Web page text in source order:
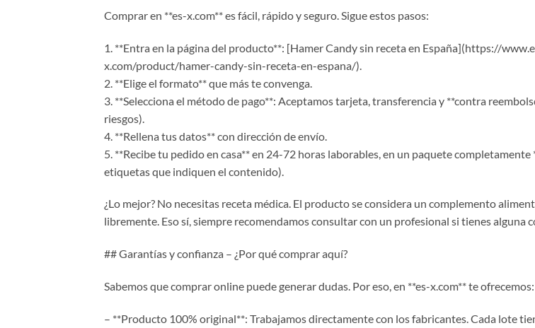
Comprar en **es-x.com** es fácil, rápido y seguro. Sigue estos pasos:
1. **Entra en la página del producto**: [Hamer Candy sin receta en España](https://
x.com/product/hamer-candy-sin-receta-en-espana/).
2. **Elige el formato** que más te convenga.
3. **Selecciona el método de pago**: Aceptamos tarjeta, transferencia y **contra
riesgos).
4. **Rellena tus datos** con dirección de envío.
5. **Recibe tu pedido en casa** en 24-72 horas laborables, en un paquete completamente
etiquetas que indiquen el contenido).
¿Lo mejor? No necesitas receta médica. El producto se considera un complemento
libremente. Eso sí, siempre recomendamos consultar con un profesional si tienes alguna
## Garantías y confianza – ¿Por qué comprar aquí?
Sabemos que comprar online puede generar dudas. Por eso, en **es-x.com** te ofrecemos:
– **Producto 100% original**: Trabajamos directamente con los fabricantes. Cada lote